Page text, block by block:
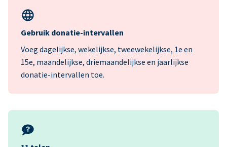
Gebruik donatie-intervallen
Voeg dagelijkse, wekelijkse, tweewekelijkse, 1e en
15e, maandelijkse, driemaandelijkse en jaarlijkse
donatie-intervallen toe.